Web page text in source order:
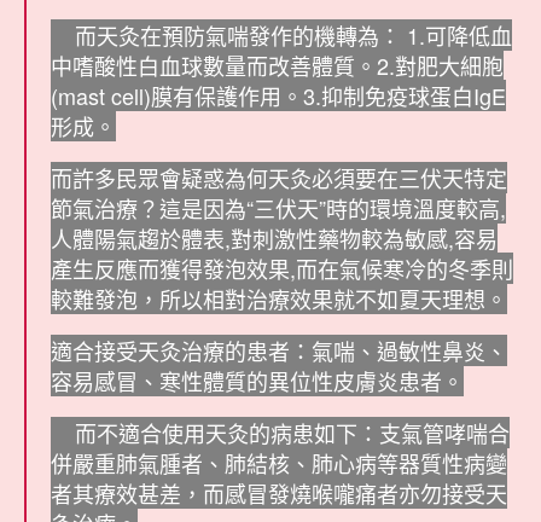
而天灸在預防氣喘發作的機轉為： 1.可降低血
中嗜酸性白血球數量而改善體質。2.對肥大細胞
(mast cell)膜有保護作用。3.抑制免疫球蛋白IgE
形成。
而許多民眾會疑惑為何天灸必須要在三伏天特定
節氣治療？這是因為“三伏天”時的環境溫度較高,
人體陽氣趨於體表,對刺激性藥物較為敏感,容易
產生反應而獲得發泡效果,而在氣候寒冷的冬季則
較難發泡，所以相對治療效果就不如夏天理想。
適合接受天灸治療的患者：氣喘、過敏性鼻炎、
容易感冒、寒性體質的異位性皮膚炎患者。
而不適合使用天灸的病患如下：支氣管哮喘合
併嚴重肺氣腫者、肺結核、肺心病等器質性病變
者其療效甚差，而感冒發燒喉嚨痛者亦勿接受天